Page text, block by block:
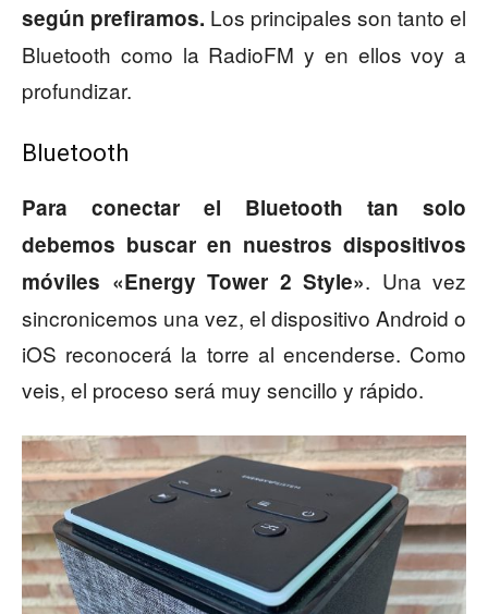
según prefiramos. Los principales son tanto el
Bluetooth como la RadioFM y en ellos voy a
profundizar.
Bluetooth
Para conectar el Bluetooth tan solo
debemos buscar en nuestros dispositivos
móviles «Energy Tower 2 Style». Una vez
sincronicemos una vez, el dispositivo Android o
iOS reconocerá la torre al encenderse. Como
veis, el proceso será muy sencillo y rápido.